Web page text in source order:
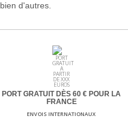
d'autres.
PORT GRATUIT DÈS 60 € POUR LA
FRANCE
ENVOIS INTERNATIONAUX